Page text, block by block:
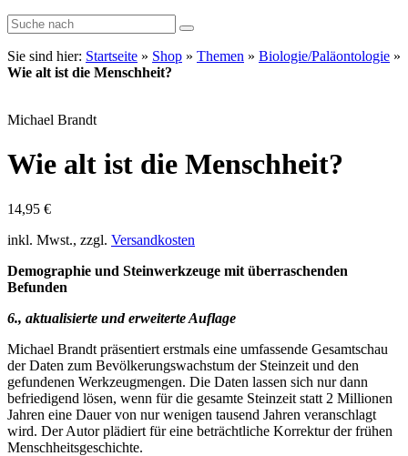
Sie sind hier: Startseite » Shop » Themen » Biologie/Paläontologie »
Wie alt ist die Menschheit?
Michael Brandt
Wie alt ist die Menschheit?
14,95 €
inkl. Mwst., zzgl. Versandkosten
Demographie und Steinwerkzeuge mit überraschenden
Befunden
6., aktualisierte und erweiterte Auflage
Michael Brandt präsentiert erstmals eine umfassende Gesamtschau
der Daten zum Bevölkerungswachstum der Steinzeit und den
gefundenen Werkzeugmengen. Die Daten lassen sich nur dann
befriedigend lösen, wenn für die gesamte Steinzeit statt 2 Millionen
Jahren eine Dauer von nur wenigen tausend Jahren veranschlagt
wird. Der Autor plädiert für eine beträchtliche Korrektur der frühen
Menschheitsgeschichte.